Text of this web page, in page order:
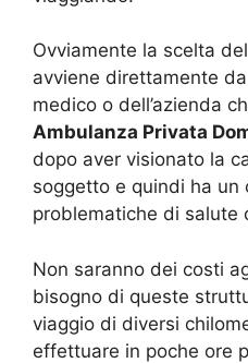
Ovviamente la scelta
avviene direttamente
medico o dell’azienda
Ambulanza Privata
dopo aver visionato la
soggetto e quindi ha un
problematiche di salute
Non saranno dei costi
bisogno di queste
viaggio di diversi
effettuare in poche ore